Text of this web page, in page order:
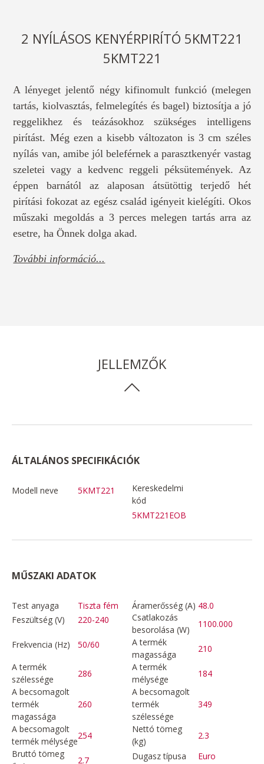
2 NYÍLÁSOS KENYÉRPIRÍTÓ 5KMT221
5KMT221
A lényeget jelentő négy kifinomult funkció (melegen
tartás, kiolvasztás, felmelegítés és bagel) biztosítja a jó
reggelikhez és teázásokhoz szükséges intelligens
pirítást. Még ezen a kisebb változaton is 3 cm széles
nyílás van, amibe jól beleférnek a parasztkenyér vastag
szeletei vagy a kedvenc reggeli péksütemények. Az
éppen barnától az alaposan átsütöttig terjedő hét
pirítási fokozat az egész család igényeit kielégíti. Okos
műszaki megoldás a 3 perces melegen tartás arra az
esetre, ha Önnek dolga akad.
További információ...
JELLEMZŐK
ÁLTALÁNOS SPECIFIKÁCIÓK
Modell neve 5KMT221
Kereskedelmi
kód
5KMT221EOB
MŰSZAKI ADATOK
Test anyaga Tiszta fém Áramerősség (A) 48.0
Feszültség (V)
220-240
Csatlakozás
besorolása (W)
1100.000
Frekvencia (Hz)
50/60
A termék
magassága
210
A termék
szélessége
286
A termék
mélysége
184
A becsomagolt
termék
magassága
260
A becsomagolt
termék
szélessége
349
A becsomagolt
termék mélysége
254
Nettó tömeg
(kg)
2.3
Bruttó tömeg
2.7 Dugasz típusa Euro